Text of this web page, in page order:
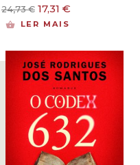
24,73€ O
preço
original
24,73 €.
17,31 €O
17,31 €.
LER MAIS